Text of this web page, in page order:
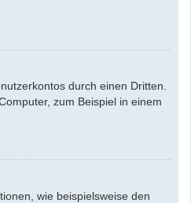
durch einen Dritten.
zum Beispiel in einem
wie beispielsweise den